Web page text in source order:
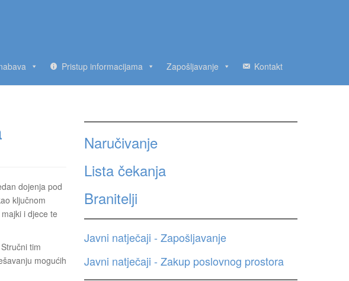
Pristup informacijama Zapošljavanje Kontakt
dojenja pod
ključnom
i djece te
tim
mogućih
Naručivanje
Lista čekanja
Branitelji
Javni natječaji - Zapošljavanje
Javni natječaji - Zakup poslovnog prostora